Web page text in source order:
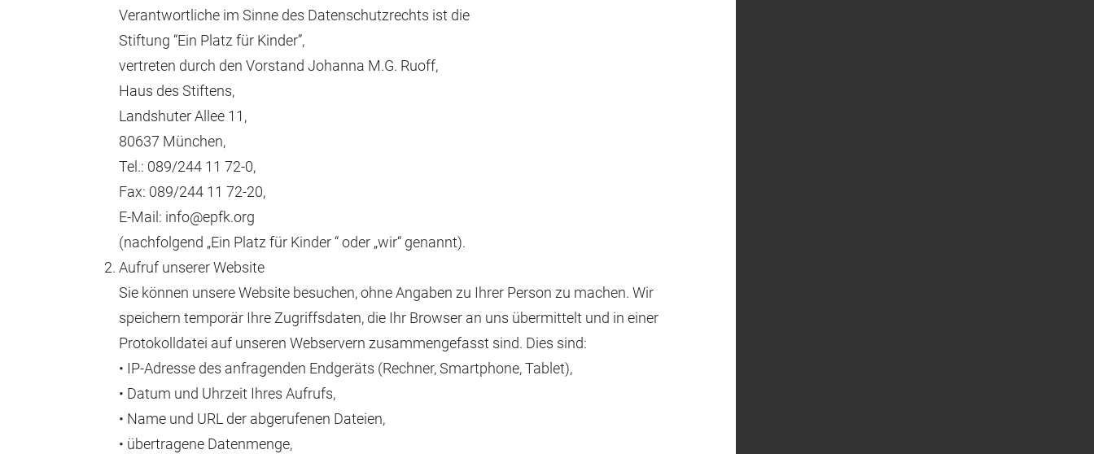
Verantwortliche im Sinne des Datenschutzrechts ist die
Stiftung “Ein Platz für Kinder”,
vertreten durch den Vorstand Johanna M.G. Ruoff,
Haus des Stiftens,
Landshuter Allee 11,
80637 München,
Tel.: 089/244 11 72-0,
Fax: 089/244 11 72-20,
E-Mail: info@epfk.org
(nachfolgend „Ein Platz für Kinder “ oder „wir“ genannt).
Aufruf unserer Website
Sie können unsere Website besuchen, ohne Angaben zu Ihrer Person zu machen. Wir
speichern temporär Ihre Zugriffsdaten, die Ihr Browser an uns übermittelt und in einer
Protokolldatei auf unseren Webservern zusammengefasst sind. Dies sind:
• IP-Adresse des anfragenden Endgeräts (Rechner, Smartphone, Tablet),
• Datum und Uhrzeit Ihres Aufrufs,
• Name und URL der abgerufenen Dateien,
• übertragene Datenmenge,